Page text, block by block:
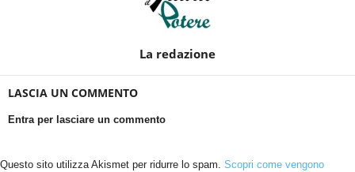
La redazione
LASCIA UN COMMENTO
Entra per lasciare un commento
Questo sito utilizza Akismet per ridurre lo spam. Scopri come vengono